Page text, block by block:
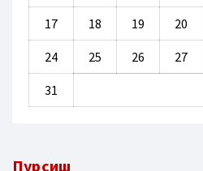
17 18 19 20
24 25 26 27
31
Пурсиш